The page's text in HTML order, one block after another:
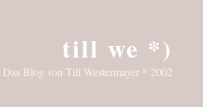
till we *)
Das Blog von Till Westermayer * 2002